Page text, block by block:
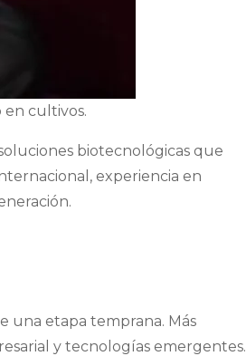
en cultivos.
biotecnológicas que
experiencia en
una etapa temprana. Más
y tecnologías emergentes.